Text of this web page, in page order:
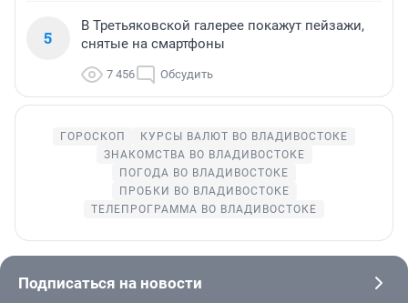
5
В Третьяковской галерее покажут пейзажи,
снятые на смартфоны
7 456 Обсудить
ГОРОСКОП
КУРСЫ ВАЛЮТ ВО ВЛАДИВОСТОКЕ
ЗНАКОМСТВА ВО ВЛАДИВОСТОКЕ
ПОГОДА ВО ВЛАДИВОСТОКЕ
ПРОБКИ ВО ВЛАДИВОСТОКЕ
ТЕЛЕПРОГРАММА ВО ВЛАДИВОСТОКЕ
Подписаться на новости